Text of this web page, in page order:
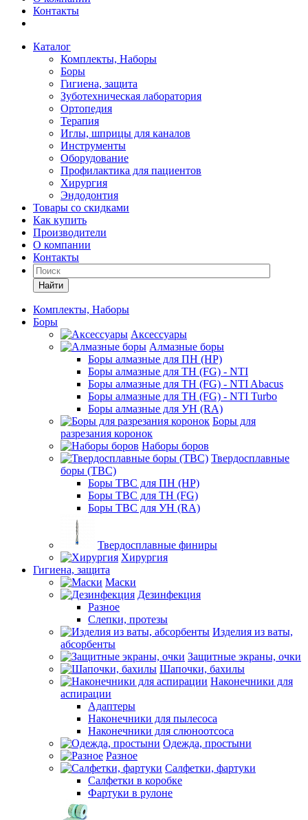
Контакты
Каталог
Комплекты, Наборы
Боры
Гигиена, защита
Зуботехническая лаборатория
Ортопедия
Терапия
Иглы, шприцы для каналов
Инструменты
Оборудование
Профилактика для пациентов
Хирургия
Эндодонтия
Товары со скидками
Как купить
Производители
О компании
Контакты
Найти
Комплекты, Наборы
Боры
Аксессуары
Алмазные боры
Боры алмазные для ПН (HP)
Боры алмазные для ТН (FG) - NTI
Боры алмазные для ТН (FG) - NTI Abacus
Боры алмазные для ТН (FG) - NTI Turbo
Боры алмазные для УН (RA)
Боры для
разрезания коронок
Наборы боров
Твердосплавные
боры (ТВС)
Боры ТВС для ПН (HP)
Боры ТВС для ТН (FG)
Боры ТВС для УН (RA)
Твердосплавные финиры
Хирургия
Гигиена, защита
Маски
Дезинфекция
Разное
Слепки, протезы
Изделия из ваты,
абсорбенты
Защитные экраны, очки
Шапочки, бахилы
Наконечники для
аспирации
Адаптеры
Наконечники для пылесоса
Наконечники для слюноотсоса
Одежда, простыни
Разное
Салфетки, фартуки
Салфетки в коробке
Фартуки в рулоне